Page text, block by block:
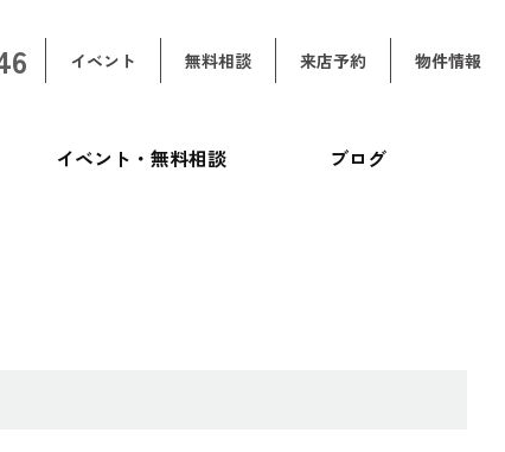
イベント 無料相談 来店予約 物件情報
イベント・無料相談 ブログ